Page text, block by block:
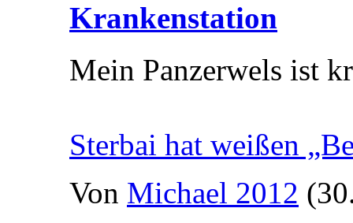
Krankenstation
Mein Panzerwels ist
Sterbai hat weißen
Von Michael 2012